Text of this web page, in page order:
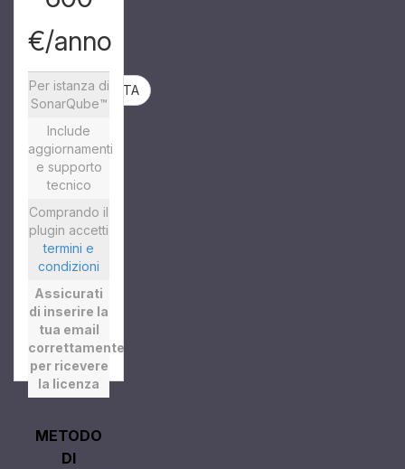
versioni
PROVA GRAUITA
€/anno
Per istanza di
SonarQube™
Include
aggiornamenti
e supporto
tecnico
Comprando il
plugin accetti
termini e
condizioni
Assicurati
di inserire la
tua email
correttamente
per ricevere
la licenza
METODO
DI